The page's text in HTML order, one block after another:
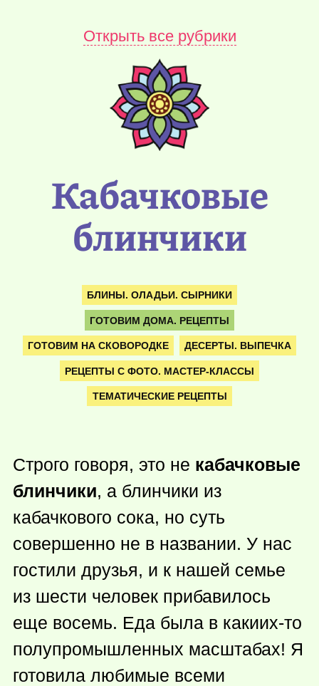
Открыть все рубрики
Кабачковые
блинчики
БЛИНЫ. ОЛАДЬИ. СЫРНИКИ
ГОТОВИМ ДОМА. РЕЦЕПТЫ
ГОТОВИМ НА СКОВОРОДКЕ ДЕСЕРТЫ. ВЫПЕЧКА
РЕЦЕПТЫ С ФОТО. МАСТЕР-КЛАССЫ
ТЕМАТИЧЕСКИЕ РЕЦЕПТЫ
Строго говоря, это не кабачковые
блинчики, а блинчики из
кабачкового сока, но суть
совершенно не в названии. У нас
гостили друзья, и к нашей семье
из шести человек прибавилось
еще восемь. Еда была в какиих-то
полупромышленных масштабах! Я
готовила любимые всеми